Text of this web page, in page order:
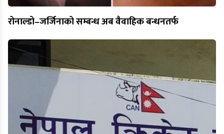
रोनाल्डो–जर्जिनाको सम्बन्ध अब वैवाहिक बन्धनतर्फ